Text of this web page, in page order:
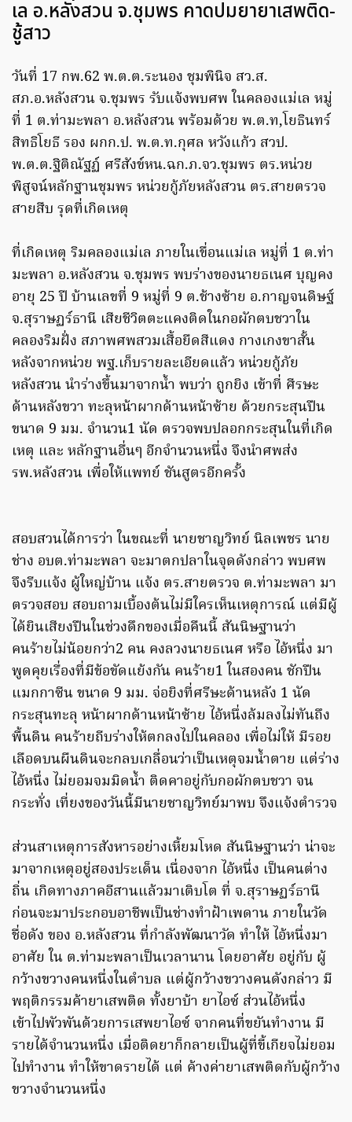
เล อ.หลังสวน จ.ชุมพร คาดปมยายาเสพติด-
ชู้สาว
วันที่ 17 กพ.62 พ.ต.ต.ระนอง ชุมพินิจ สว.ส.
สภ.อ.หลังสวน จ.ชุมพร รับแจ้งพบศพ ในคลองแม่เล หมู่
ที่ 1 ต.ท่ามะพลา อ.หลังสวน พร้อมด้วย พ.ต.ท,โยธินทร์
สิทธิโยธี รอง ผกก.ป. พ.ต.ท.กุศล หวังแก้ว สวป.
พ.ต.ต.ฐิติณัฐฏ์​ ศรีสังข์หน.ฉก.ภ.จว.ชุมพร ตร.หน่วย
พิสูจน์หลักฐานชุมพร หน่วยกู้ภัยหลังสวน ตร.สายตรวจ
สายสืบ รุดที่เกิดเหตุ
ที่เกิดเหตุ ริมคลองแม่เล ภายในเขื่อนแม่เล หมู่ที่ 1 ต.ท่า
มะพลา อ.หลังสวน จ.ชุมพร พบร่างของนายธเนศ บุญคง
อายุ 25 ปี บ้านเลขที่ 9 หมู่ที่ 9 ต.ช้างซ้าย อ.กาญจนดิษฐ์
จ.สุราษฏร์ธานี เสียชีวิตตะแคงติดในกอผักตบชวาใน
คลองริมฝั่ง สภาพศพสวมเสื้อยืดสีแดง กางเกงขาสั้น
หลังจากหน่วย พฐ.เก็บรายละเอียดแล้ว หน่วยกู้ภัย
หลังสวน นำร่างขึ้นมาจากน้ำ พบว่า ถูกยิง เข้าที่ ศีรษะ
ด้านหลังขวา ทะลุหน้าผากด้านหน้าซ้าย ด้วยกระสุนปืน
ขนาด 9 มม. จำนวน1 นัด ตรวจพบปลอกกระสุนในที่เกิด
เหตุ และ หลักฐานอื่นๆ อีกจำนวนหนึ่ง จึงนำศพส่ง
รพ.หลังสวน เพื่อให้แพทย์ ชันสูตรอีกครั้ง
สอบสวนได้การว่า ในขณะที่ นายชาญวิทย์ นิลเพชร นาย
ช่าง อบต.ท่ามะพลา จะมาตกปลาในจุดดังกล่าว พบศพ
จึงรีบแจ้ง ผู้ใหญ่บ้าน แจ้ง ตร.สายตรวจ ต.ท่ามะพลา มา
ตรวจสอบ สอบถามเบื้องต้นไม่มีใครเห็นเหตุการณ์ แต่มีผู้
ได้ยินเสียงปืนในช่วงดึกของเมื่อคืนนี้ สันนิษฐานว่า
คนร้ายไม่น้อยกว่า2 คน คงลวงนายธเนศ หรือ ไอ้หนึ่ง มา
พูดคุยเรื่องที่มีข้อขัดแย้งกัน คนร้าย1 ในสองคน ชักปืน
แมกกาซีน ขนาด 9 มม. จ่อยิงที่ศรีษะด้านหลัง 1 นัด
กระสุนทะลุ หน้าผากด้านหน้าซ้าย ไอ้หนึ่งล้มลงไม่ทันถึง
พื้นดิน คนร้ายถีบร่างให้ตกลงไปในคลอง เพื่อไม่ให้ มีรอย
เลือดบนผืนดินจะกลบเกลื่อนว่าเป็นเหตุจมน้ำตาย แต่ร่าง
ไอ้หนึ่ง ไม่ยอมจมมิดน้ำ ติดคาอยู่กับกอผักตบชวา จน
กระทั่ง เที่ยงของวันนี้มีนายชาญวิทย์มาพบ จึงแจ้งตำรวจ
ส่วนสาเหตุการสังหารอย่างเหี้ยมโหด สันนิษฐานว่า น่าจะ
มาจากเหตุอยู่สองประเด็น เนื่องจาก ไอ้หนึ่ง เป็นคนต่าง
ถิ่น เกิดทางภาคอีสานแล้วมาเติบโต ที่ จ.สุราษฏร์ธานี
ก่อนจะมาประกอบอาชีพเป็นช่างทำฝ้าเพดาน ภายในวัด
ชื่อดัง ของ อ.หลังสวน ที่กำลังพัฒนาวัด ทำให้ ไอ้หนึ่งมา
อาศัย ใน ต.ท่ามะพลาเป็นเวลานาน โดยอาศัย อยู่กับ ผู้
กว้างขวางคนหนึ่งในตำบล แต่ผู้กว้างขวางคนดังกล่าว มี
พฤติกรรมค้ายาเสพติด ทั้งยาบ้า ยาไอซ์ ส่วนไอ้หนึ่ง
เข้าไปพัวพันด้วยการเสพยาไอซ์ จากคนที่ขยันทำงาน มี
รายได้จำนวนหนึ่ง เมื่อติดยาก็กลายเป็นผู้ที่ขี้เกียจไม่ยอม
ไปทำงาน ทำให้ขาดรายได้ แต่ ค้างค่ายาเสพติดกับผู้กว้าง
ขวางจำนวนหนึ่ง